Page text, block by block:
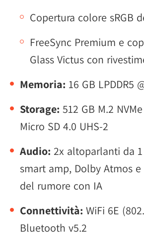
Copertura colore sRGB
FreeSync Premium e
Glass Victus con
Memoria: 16 GB LPDDR5
Storage: 512 GB M.2
Micro SD 4.0 UHS-2
Audio: 2x altoparlanti da
smart amp, Dolby Atmos
del rumore con IA
Connettività: WiFi 6E
Bluetooth v5.2